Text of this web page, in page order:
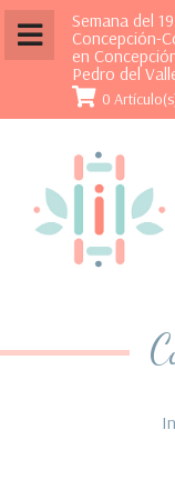
Semana del
Concepción-
en
Pedro del
0